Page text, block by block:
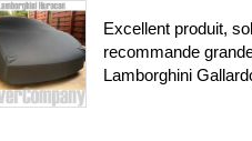
Excellent produit,
recommande
Lamborghini